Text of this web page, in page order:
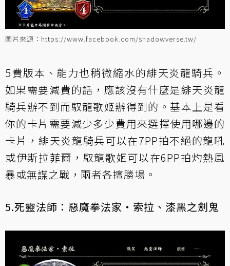
圖片來源：https://www.facebook.com/shadowverse.tw/
5費版本、能力也稍微縮水的緋天炎龍騎兵 。
如果需要減費的話，應該沒有什麼是緋天炎龍
騎兵辦不到而馭龍歌姬辦得到的。基本上是看
你的卡片需要減少多少費用來選擇使用哪邊的
卡片，緋天炎龍騎兵可以在7PP拍不絕的龍吼
或伊斯拉菲爾 ，馭龍歌姬可以在6PP拍灼熱風
暴或無謀之戰 ，兩者各擅勝場。
5.死靈法師：惡魔拳法家‧索拉、漆黑之劍鬼